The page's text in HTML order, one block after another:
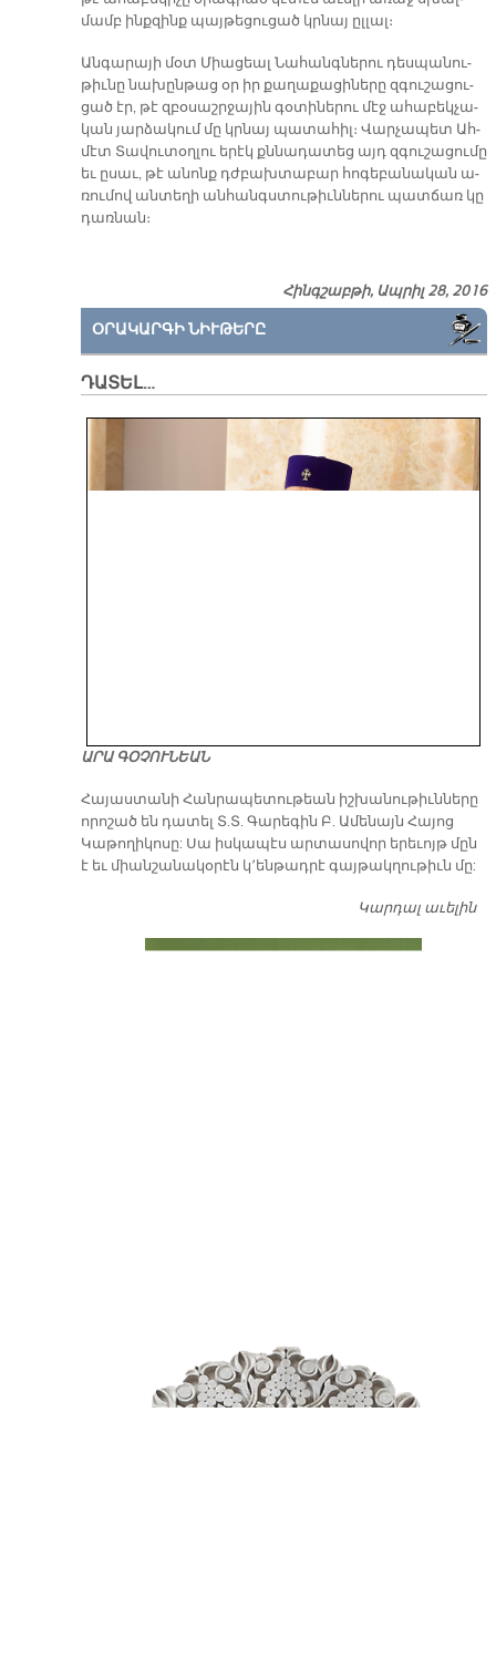
մամբ ինք­զինք պայ­թե­ցու­ցած կրնայ ըլ­լալ։
Ան­գա­րա­յի մօտ Միա­ցեալ Նա­հանգ­նե­րու դես­պա­նու­
թիւ­նը նա­խըն­թաց օր իր քա­ղա­քա­ցի­նե­րը զգու­շա­ցու­
ցած էր, թէ զբօ­սաշր­ջա­յին գօ­տի­նե­րու մէջ ա­հա­բեկ­չա­
կան յար­ձա­կում մը կրնայ պա­տա­հիլ։ Վար­չա­պետ Ահ­
մէտ Տա­վու­տօղ­լու ե­րէկ քննա­դա­տեց այդ զգու­շա­ցու­մը
եւ ը­սաւ, թէ ա­նոնք դժբախ­տա­բար հո­գե­բա­նա­կան ա­
ռու­մով ան­տե­ղի ան­հանգս­տու­թիւն­նե­րու պատ­ճառ կը
դառ­նան։
Հինգշաբթի, Ապրիլ 28, 2016
ՕՐԱԿԱՐԳԻ ՆԻՒԹԵՐԸ
ԴԱՏԵԼ…
ԱՐԱ ԳՕՉՈՒՆԵԱՆ
​Հայաստանի Հանրապետութեան իշխանութիւնները
որոշած են դատել Տ.Տ. Գարեգին Բ. Ամենայն Հայոց
Կաթողիկոսը: Սա իսկապէս արտասովոր երեւոյթ մըն
է եւ միանշանակօրէն կ՚ենթադրէ գայթակղութիւն մը:
Կարդալ աւելին